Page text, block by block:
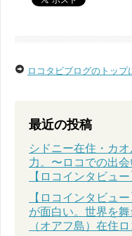
ロコタビブログのトップ
最近の投稿
シドニー在住・カ
力。〜ロコでの出
【ロコインタビュー
【ロコインタビュ
が面白い。世界を
（オアフ島）在住